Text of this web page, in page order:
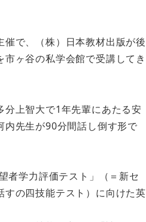
で、（株）日本教材出版が後
ヶ谷の私学会館で受講してき
上智大で1年先輩にあたる安
先生が90分間話し倒す形で
者学力評価テスト」（＝新セ
の四技能テスト）に向けた英